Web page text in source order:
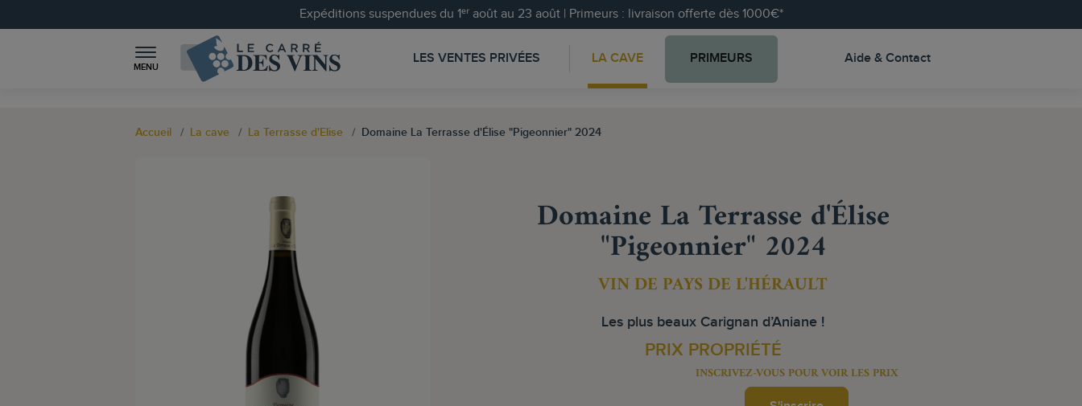
Expéditions suspendues du 1ᵉʳ août au 23 août | Primeurs : livraison offerte dès 1000€*
MENU
LES VENTES PRIVÉES LA CAVE PRIMEURS Aide & Contact
Accueil La cave La Terrasse d'Elise Domaine La Terrasse d'Élise "Pigeonnier" 2024
Domaine La Terrasse d'Élise
"Pigeonnier" 2024
VIN DE PAYS DE L'HÉRAULT
Les plus beaux Carignan d’Aniane !
PRIX PROPRIÉTÉ
INSCRIVEZ-VOUS POUR VOIR LES PRIX